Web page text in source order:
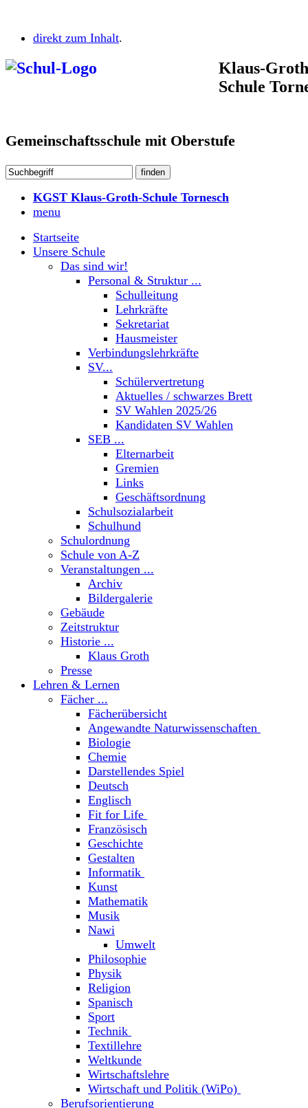
direkt zum Inhalt.
Klaus-
Schule
Gemeinschaftsschule mit Oberstufe
KGST Klaus-Groth-Schule Tornesch
menu
Startseite
Unsere Schule
Das sind wir!
Personal & Struktur ...
Schulleitung
Lehrkräfte
Sekretariat
Hausmeister
Verbindungslehrkräfte
SV...
Schülervertretung
Aktuelles / schwarzes Brett
SV Wahlen 2025/26
Kandidaten SV Wahlen
SEB ...
Elternarbeit
Gremien
Links
Geschäftsordnung
Schulsozialarbeit
Schulhund
Schulordnung
Schule von A-Z
Veranstaltungen ...
Archiv
Bildergalerie
Gebäude
Zeitstruktur
Historie ...
Klaus Groth
Presse
Lehren & Lernen
Fächer ...
Fächerübersicht
Angewandte Naturwissenschaften
Biologie
Chemie
Darstellendes Spiel
Deutsch
Englisch
Fit for Life
Französisch
Geschichte
Gestalten
Informatik
Kunst
Mathematik
Musik
Nawi
Umwelt
Philosophie
Physik
Religion
Spanisch
Sport
Technik
Textillehre
Weltkunde
Wirtschaftslehre
Wirtschaft und Politik (WiPo)
Berufsorientierung